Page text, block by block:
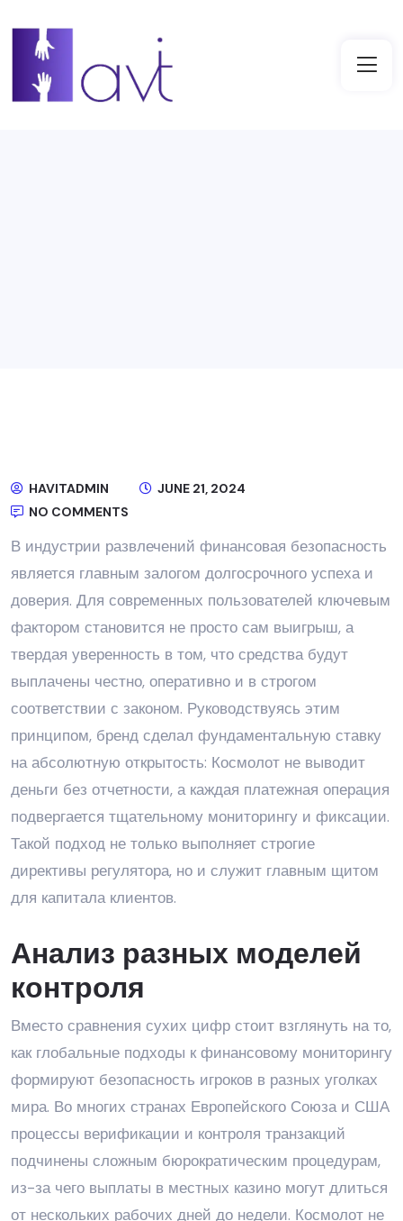
HAVITADMIN
JUNE 21, 2024
NO COMMENTS
В индустрии развлечений финансовая безопасность
является главным залогом долгосрочного успеха и
доверия. Для современных пользователей ключевым
фактором становится не просто сам выигрыш, а
твердая уверенность в том, что средства будут
выплачены честно, оперативно и в строгом
соответствии с законом. Руководствуясь этим
принципом, бренд сделал фундаментальную ставку
на абсолютную открытость: Космолот не выводит
деньги без отчетности, а каждая платежная операция
подвергается тщательному мониторингу и фиксации.
Такой подход не только выполняет строгие
директивы регулятора, но и служит главным щитом
для капитала клиентов.
Анализ разных моделей
контроля
Вместо сравнения сухих цифр стоит взглянуть на то,
как глобальные подходы к финансовому мониторингу
формируют безопасность игроков в разных уголках
мира. Во многих странах Европейского Союза и США
процессы верификации и контроля транзакций
подчинены сложным бюрократическим процедурам,
из-за чего выплаты в местных казино могут длиться
от нескольких рабочих дней до недели. Космолот не